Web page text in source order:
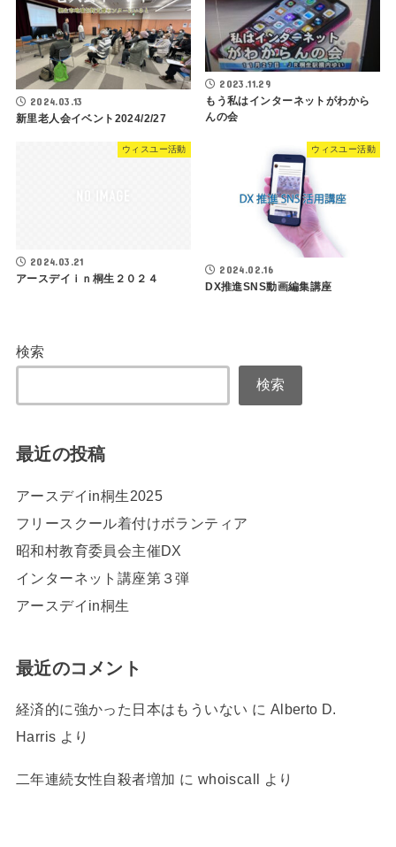
2024.03.13
新里老人会イベント2024/2/27
2023.11.29
もう私はインターネットがわから
んの会
ウィスユー活動
2024.03.21
アースデイｉｎ桐生２０２４
ウィスユー活動
2024.02.16
DX推進SNS動画編集講座
検索
検索
最近の投稿
アースデイin桐生2025
フリースクール着付けボランティア
昭和村教育委員会主催DX
インターネット講座第３弾
アースデイin桐生
最近のコメント
経済的に強かった日本はもういない に Alberto D.
Harris より
二年連続女性自殺者増加 に whoiscall より